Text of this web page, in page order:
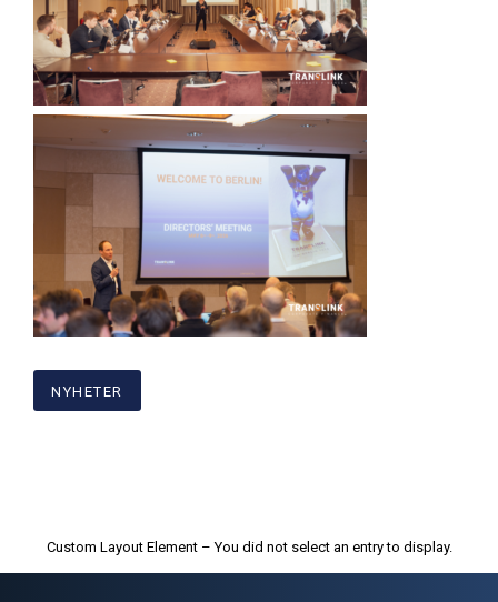
NYHETER
Custom Layout Element – You did not select an entry to display.